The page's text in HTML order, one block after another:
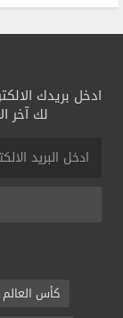
ادخل بريدك
لك آخر
كأس العالم 2026